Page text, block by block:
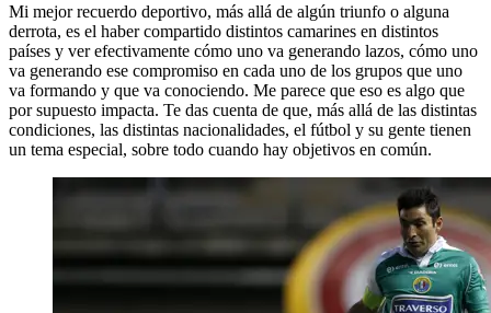
Mi mejor recuerdo deportivo, más allá de algún triunfo o alguna
derrota, es el haber compartido distintos camarines en distintos
países y ver efectivamente cómo uno va generando lazos, cómo uno
va generando ese compromiso en cada uno de los grupos que uno
va formando y que va conociendo. Me parece que eso es algo que
por supuesto impacta. Te das cuenta de que, más allá de las distintas
condiciones, las distintas nacionalidades, el fútbol y su gente tienen
un tema especial, sobre todo cuando hay objetivos en común.